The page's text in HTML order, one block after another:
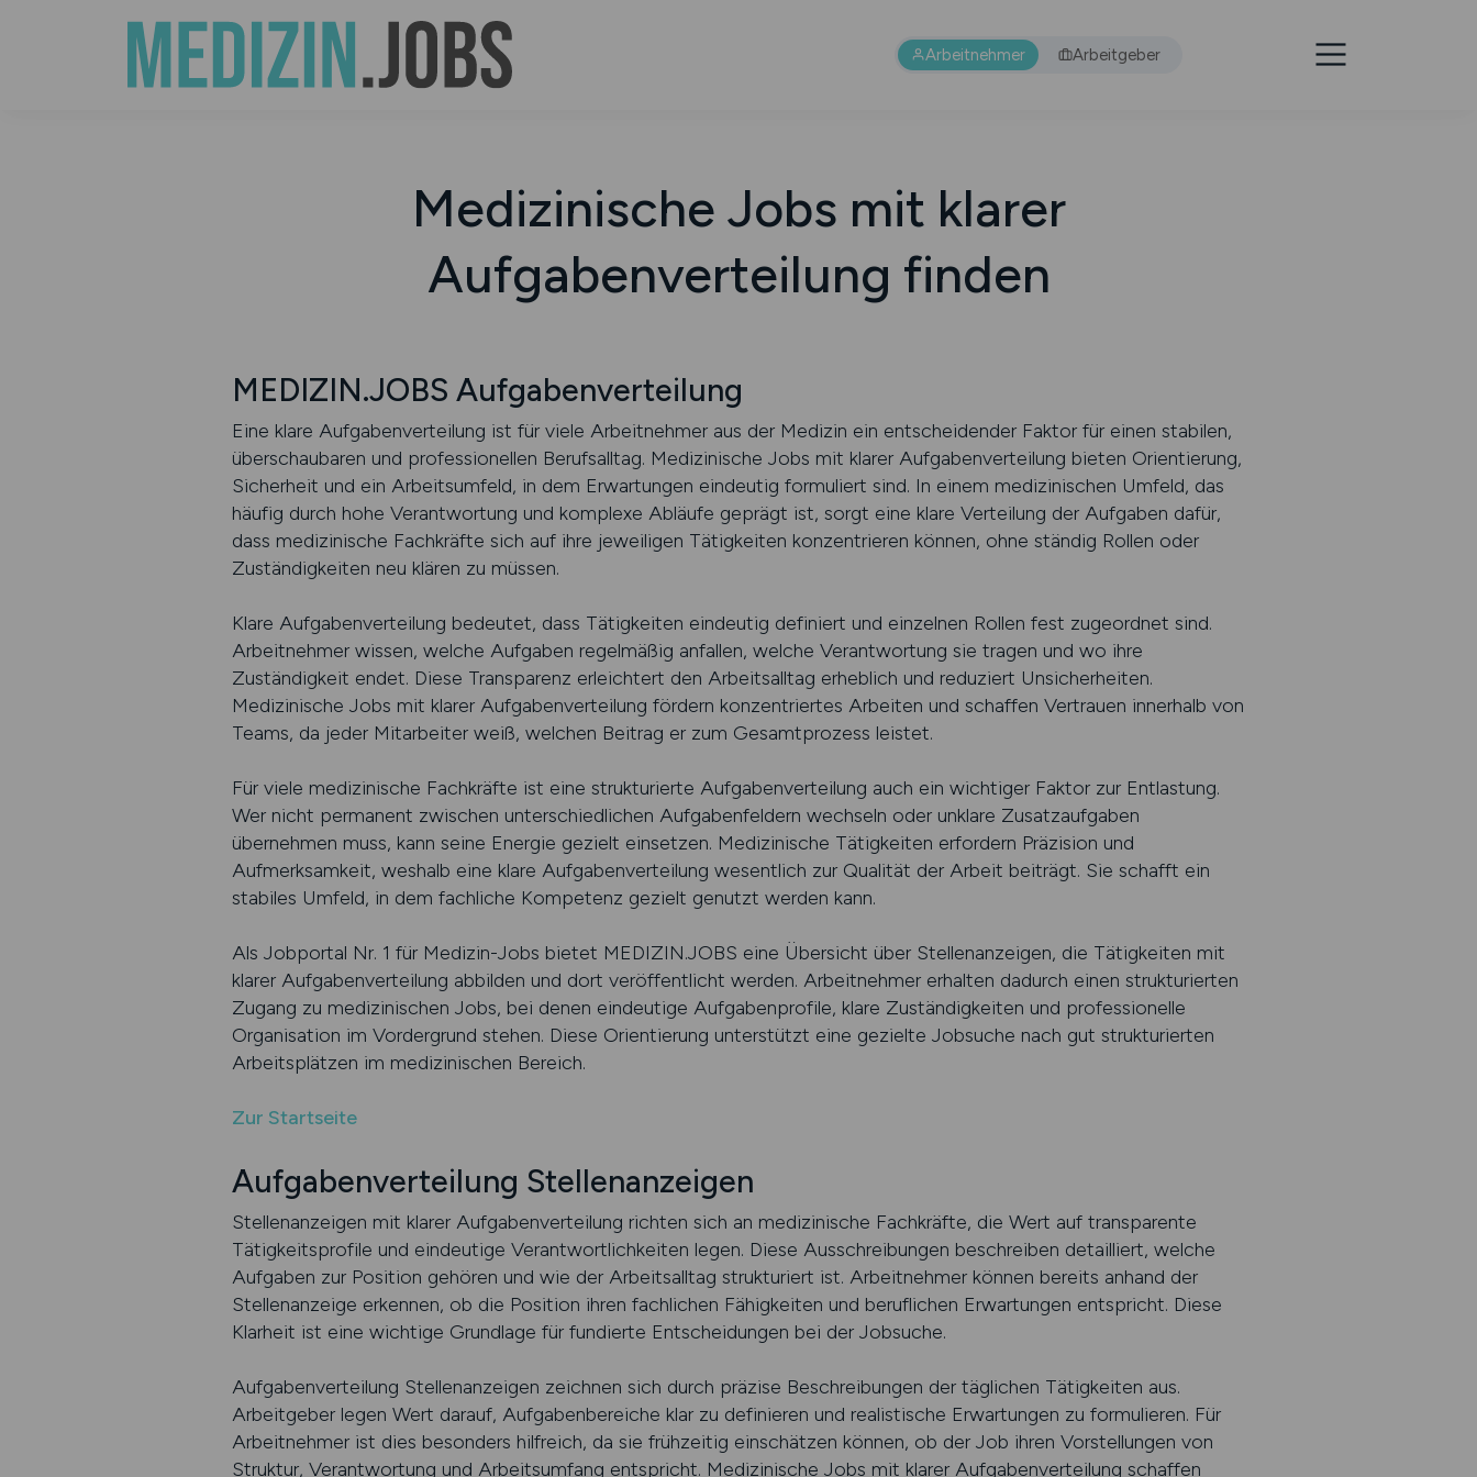
Arbeitnehmer Arbeitgeber
Medizinische Jobs mit klarer
Aufgabenverteilung finden
MEDIZIN.JOBS Aufgabenverteilung
Eine klare Aufgabenverteilung ist für viele Arbeitnehmer aus der Medizin ein entscheidender Faktor für einen stabilen,
überschaubaren und professionellen Berufsalltag. Medizinische Jobs mit klarer Aufgabenverteilung bieten Orientierung,
Sicherheit und ein Arbeitsumfeld, in dem Erwartungen eindeutig formuliert sind. In einem medizinischen Umfeld, das
häufig durch hohe Verantwortung und komplexe Abläufe geprägt ist, sorgt eine klare Verteilung der Aufgaben dafür,
dass medizinische Fachkräfte sich auf ihre jeweiligen Tätigkeiten konzentrieren können, ohne ständig Rollen oder
Zuständigkeiten neu klären zu müssen.
Klare Aufgabenverteilung bedeutet, dass Tätigkeiten eindeutig definiert und einzelnen Rollen fest zugeordnet sind.
Arbeitnehmer wissen, welche Aufgaben regelmäßig anfallen, welche Verantwortung sie tragen und wo ihre
Zuständigkeit endet. Diese Transparenz erleichtert den Arbeitsalltag erheblich und reduziert Unsicherheiten.
Medizinische Jobs mit klarer Aufgabenverteilung fördern konzentriertes Arbeiten und schaffen Vertrauen innerhalb von
Teams, da jeder Mitarbeiter weiß, welchen Beitrag er zum Gesamtprozess leistet.
Für viele medizinische Fachkräfte ist eine strukturierte Aufgabenverteilung auch ein wichtiger Faktor zur Entlastung.
Wer nicht permanent zwischen unterschiedlichen Aufgabenfeldern wechseln oder unklare Zusatzaufgaben
übernehmen muss, kann seine Energie gezielt einsetzen. Medizinische Tätigkeiten erfordern Präzision und
Aufmerksamkeit, weshalb eine klare Aufgabenverteilung wesentlich zur Qualität der Arbeit beiträgt. Sie schafft ein
stabiles Umfeld, in dem fachliche Kompetenz gezielt genutzt werden kann.
Als Jobportal Nr. 1 für Medizin-Jobs bietet MEDIZIN.JOBS eine Übersicht über Stellenanzeigen, die Tätigkeiten mit
klarer Aufgabenverteilung abbilden und dort veröffentlicht werden. Arbeitnehmer erhalten dadurch einen strukturierten
Zugang zu medizinischen Jobs, bei denen eindeutige Aufgabenprofile, klare Zuständigkeiten und professionelle
Organisation im Vordergrund stehen. Diese Orientierung unterstützt eine gezielte Jobsuche nach gut strukturierten
Arbeitsplätzen im medizinischen Bereich.
Zur Startseite
Aufgabenverteilung Stellenanzeigen
Stellenanzeigen mit klarer Aufgabenverteilung richten sich an medizinische Fachkräfte, die Wert auf transparente
Tätigkeitsprofile und eindeutige Verantwortlichkeiten legen. Diese Ausschreibungen beschreiben detailliert, welche
Aufgaben zur Position gehören und wie der Arbeitsalltag strukturiert ist. Arbeitnehmer können bereits anhand der
Stellenanzeige erkennen, ob die Position ihren fachlichen Fähigkeiten und beruflichen Erwartungen entspricht. Diese
Klarheit ist eine wichtige Grundlage für fundierte Entscheidungen bei der Jobsuche.
Aufgabenverteilung Stellenanzeigen zeichnen sich durch präzise Beschreibungen der täglichen Tätigkeiten aus.
Arbeitgeber legen Wert darauf, Aufgabenbereiche klar zu definieren und realistische Erwartungen zu formulieren. Für
Arbeitnehmer ist dies besonders hilfreich, da sie frühzeitig einschätzen können, ob der Job ihren Vorstellungen von
Struktur, Verantwortung und Arbeitsumfang entspricht. Medizinische Jobs mit klarer Aufgabenverteilung schaffen